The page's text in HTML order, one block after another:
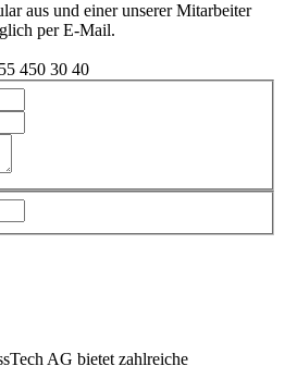
aus und einer unserer Mitarbeiter
per E-Mail.
450 30 40
AG bietet zahlreiche